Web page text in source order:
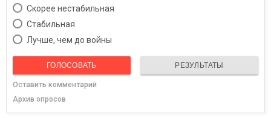
Скорее нестабильная
Cтабильная
Лучше, чем до войны
ГОЛОСОВАТЬ РЕЗУЛЬТАТЫ
Оставить комментарий
Архив опросов